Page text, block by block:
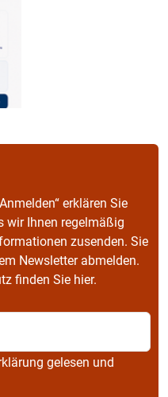
erklären Sie
wir Ihnen regelmäßig
zusenden. Sie
Newsletter abmelden.
finden Sie hier.
gelesen und